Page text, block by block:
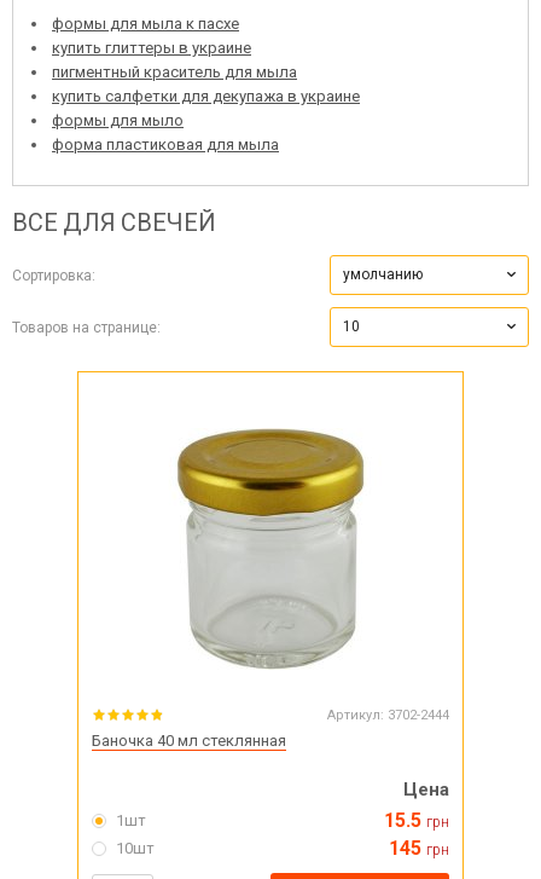
формы для мыла к пасхе
купить глиттеры в украине
пигментный краситель для мыла
купить салфетки для декупажа в украине
формы для мыло
форма пластиковая для мыла
ВСЕ ДЛЯ СВЕЧЕЙ
Сортировка: умолчанию
Товаров на странице: 10
Артикул: 3702-2444
Баночка 40 мл стеклянная
Цена
1шт 15.5 грн
10шт 145 грн